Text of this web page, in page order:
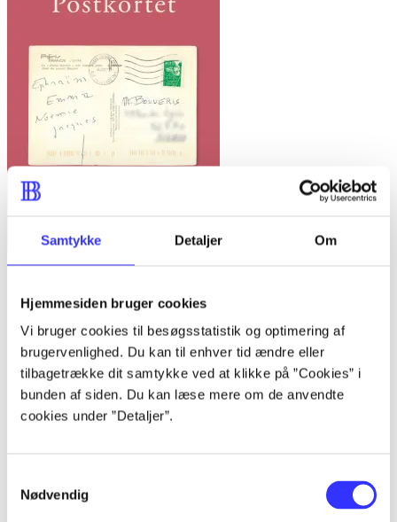
Samtykke Detaljer Om
Hjemmesiden bruger cookies
Vi bruger cookies til besøgsstatistik og optimering af
brugervenlighed. Du kan til enhver tid ændre eller
tilbagetrække dit samtykke ved at klikke på ”Cookies” i
bunden af siden. Du kan læse mere om de anvendte
cookies under ”Detaljer”.
Nødvendig
Anne Berest